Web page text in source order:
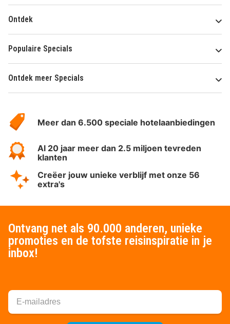
Ontdek
Populaire Specials
Ontdek meer Specials
HotelSpecials
Meer dan 6.500 speciale hotelaanbiedingen
Al 20 jaar meer dan 2.5 miljoen tevreden
klanten
Creëer jouw unieke verblijf met onze 56
extra's
Ontvang net als 90.000 anderen, unieke
promoties en de tofste reisinspiratie in je
inbox!